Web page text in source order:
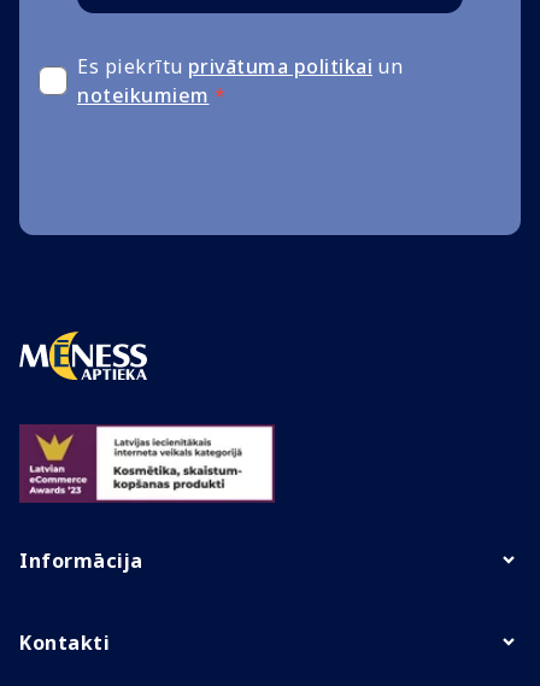
Es piekrītu privātuma politikai un
noteikumiem *
Informācija
Kontakti